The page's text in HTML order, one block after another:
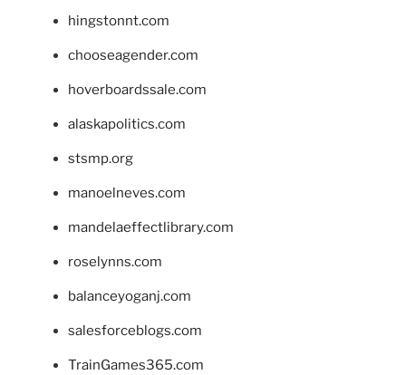
hingstonnt.com
chooseagender.com
hoverboardssale.com
alaskapolitics.com
stsmp.org
manoelneves.com
mandelaeffectlibrary.com
roselynns.com
balanceyoganj.com
salesforceblogs.com
TrainGames365.com